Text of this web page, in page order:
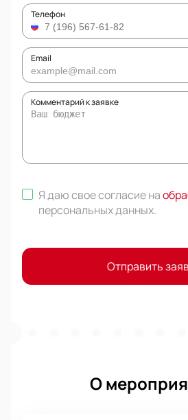
Телефон
Email
Комментарий к заявке
Я даю свое согласие на
персональных данных.
Отправить
О